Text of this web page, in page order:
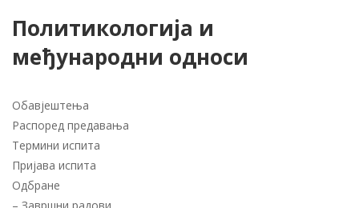
Политикологија и
међународни односи
Обавјештења
Распоред предавања
Термини испита
Пријава испита
Одбране